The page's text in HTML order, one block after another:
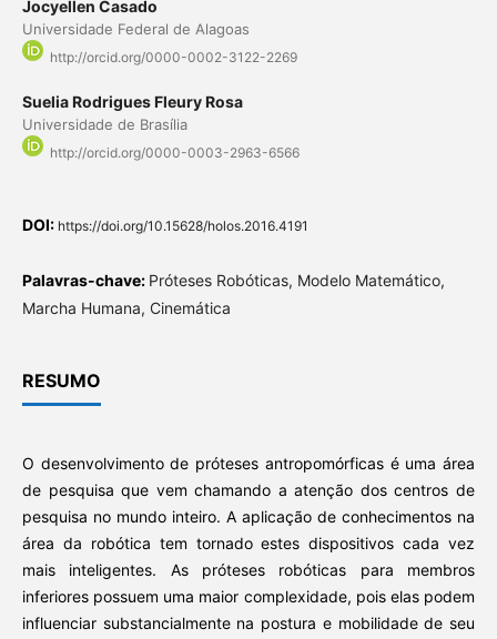
Jocyellen Casado
Universidade Federal de Alagoas
http://orcid.org/0000-0002-3122-2269
Suelia Rodrigues Fleury Rosa
Universidade de Brasília
http://orcid.org/0000-0003-2963-6566
DOI: https://doi.org/10.15628/holos.2016.4191
Palavras-chave: Próteses Robóticas, Modelo Matemático,
Marcha Humana, Cinemática
RESUMO
O desenvolvimento de próteses antropomórficas é uma área
de pesquisa que vem chamando a atenção dos centros de
pesquisa no mundo inteiro. A aplicação de conhecimentos na
área da robótica tem tornado estes dispositivos cada vez
mais inteligentes. As próteses robóticas para membros
inferiores possuem uma maior complexidade, pois elas podem
influenciar substancialmente na postura e mobilidade de seu